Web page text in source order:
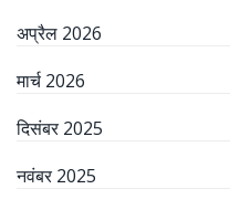
अप्रैल 2026
मार्च 2026
दिसंबर 2025
नवंबर 2025